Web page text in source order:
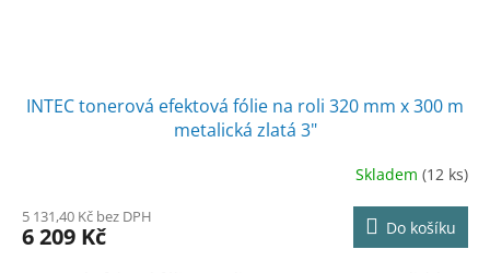
INTEC tonerová efektová fólie na roli 320 mm x 300 m
metalická zlatá 3"
Skladem (12 ks)
5 131,40 Kč bez DPH
6 209 Kč Do košíku